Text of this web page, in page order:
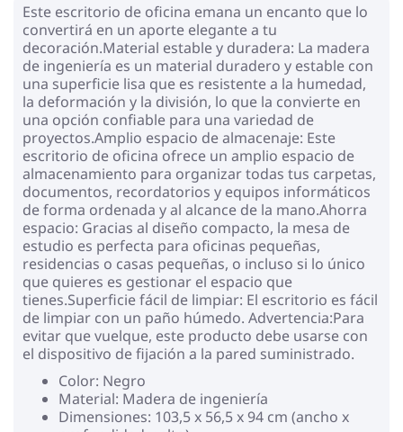
Este escritorio de oficina emana un encanto que lo
convertirá en un aporte elegante a tu
decoración.Material estable y duradera: La madera
de ingeniería es un material duradero y estable con
una superficie lisa que es resistente a la humedad,
la deformación y la división, lo que la convierte en
una opción confiable para una variedad de
proyectos.Amplio espacio de almacenaje: Este
escritorio de oficina ofrece un amplio espacio de
almacenamiento para organizar todas tus carpetas,
documentos, recordatorios y equipos informáticos
de forma ordenada y al alcance de la mano.Ahorra
espacio: Gracias al diseño compacto, la mesa de
estudio es perfecta para oficinas pequeñas,
residencias o casas pequeñas, o incluso si lo único
que quieres es gestionar el espacio que
tienes.Superficie fácil de limpiar: El escritorio es fácil
de limpiar con un paño húmedo. Advertencia:Para
evitar que vuelque, este producto debe usarse con
el dispositivo de fijación a la pared suministrado.
Color: Negro
Material: Madera de ingeniería
Dimensiones: 103,5 x 56,5 x 94 cm (ancho x